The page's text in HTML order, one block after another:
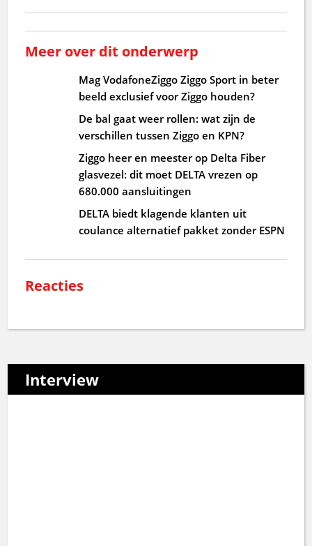
Meer over dit onderwerp
Mag VodafoneZiggo Ziggo Sport in beter
beeld exclusief voor Ziggo houden?
De bal gaat weer rollen: wat zijn de
verschillen tussen Ziggo en KPN?
Ziggo heer en meester op Delta Fiber
glasvezel: dit moet DELTA vrezen op
680.000 aansluitingen
DELTA biedt klagende klanten uit
coulance alternatief pakket zonder ESPN
Reacties
Interview